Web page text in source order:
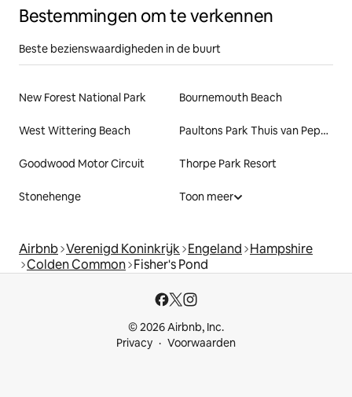
Bestemmingen om te verkennen
Beste bezienswaardigheden in de buurt
New Forest National Park Bournemouth Beach
West Wittering Beach Paultons Park Thuis van Peppa Pig World
Goodwood Motor Circuit Thorpe Park Resort
Stonehenge Toon meer
Airbnb Verenigd Koninkrijk Engeland Hampshire
Colden Common Fisher's Pond
© 2026 Airbnb, Inc.
Privacy
Voorwaarden